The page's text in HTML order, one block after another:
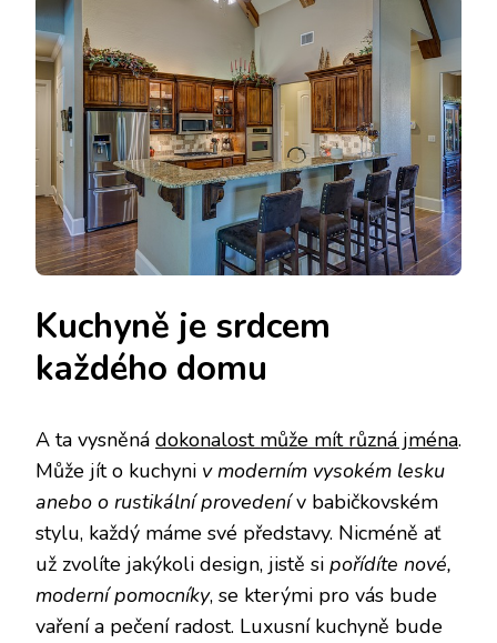
Kuchyně je srdcem
každého domu
A ta vysněná dokonalost může mít různá jména.
Může jít o kuchyni v moderním vysokém lesku
anebo o rustikální provedenív babičkovském
stylu, každý máme své představy. Nicméně ať
už zvolíte jakýkoli design, jistě si pořídíte nové,
moderní pomocníky, se kterými pro vás bude
vaření a pečení radost. Luxusní kuchyně bude